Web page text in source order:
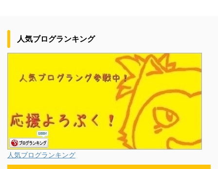
人気ブログランキング
人気ブログランキング